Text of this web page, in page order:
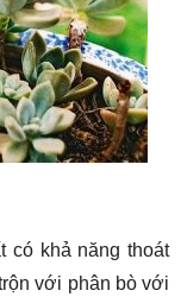
có khả năng thoát
với phân bò với